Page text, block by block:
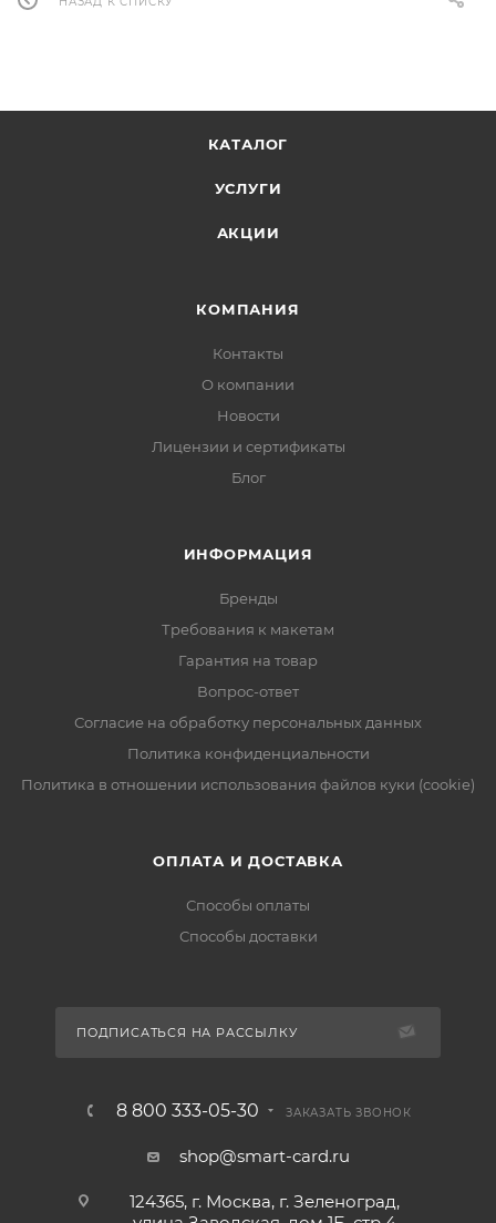
КАТАЛОГ
УСЛУГИ
АКЦИИ
КОМПАНИЯ
Контакты
О компании
Новости
Лицензии и сертификаты
Блог
ИНФОРМАЦИЯ
Бренды
Требования к макетам
Гарантия на товар
Вопрос-ответ
Согласие на обработку персональных данных
Политика конфиденциальности
Политика в отношении использования файлов куки (cookie)
ОПЛАТА И ДОСТАВКА
Способы оплаты
Способы доставки
ПОДПИСАТЬСЯ НА РАССЫЛКУ
8 800 333-05-30 ЗАКАЗАТЬ ЗВОНОК
shop@smart-card.ru
124365, г. Москва, г. Зеленоград,